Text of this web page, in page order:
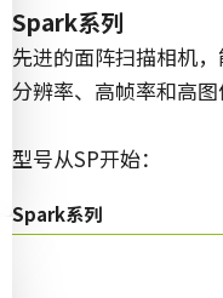
JAI提
满足
传统
单传三
Spark系列
先进的面阵扫描相机
分辨率、高帧率和高图
型号从SP开始：
Spark系列